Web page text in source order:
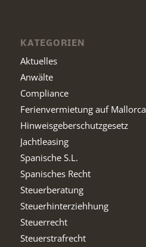
KATEGORIEN
Aktuelles
Anwälte
Compliance
Ferienvermietung auf Mallorca
Hinweisgeberschutzgesetz
Jachtleasing
Spanische S.L.
Spanisches Recht
Steuerberatung
Steuerhinterziehhung
Steuerrecht
Steuerstrafrecht